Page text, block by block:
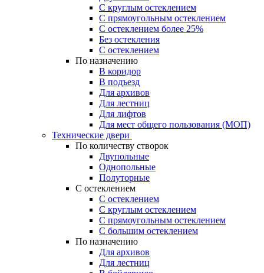
С круглым остеклением
С прямоугольным остеклением
С остеклением более 25%
Без остекления
С остеклением
По назначению
В коридор
В подъезд
Для архивов
Для лестниц
Для лифтов
Для мест общего пользования (МОП)
Технические двери
По количеству створок
Двупольные
Однопольные
Полуторные
С остеклением
С остеклением
С круглым остеклением
С прямоугольным остеклением
С большим остеклением
По назначению
Для архивов
Для лестниц